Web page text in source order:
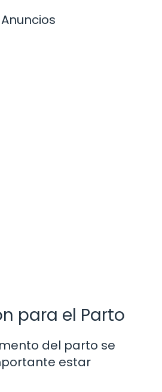
Anuncios
para el Parto
del parto se
estar